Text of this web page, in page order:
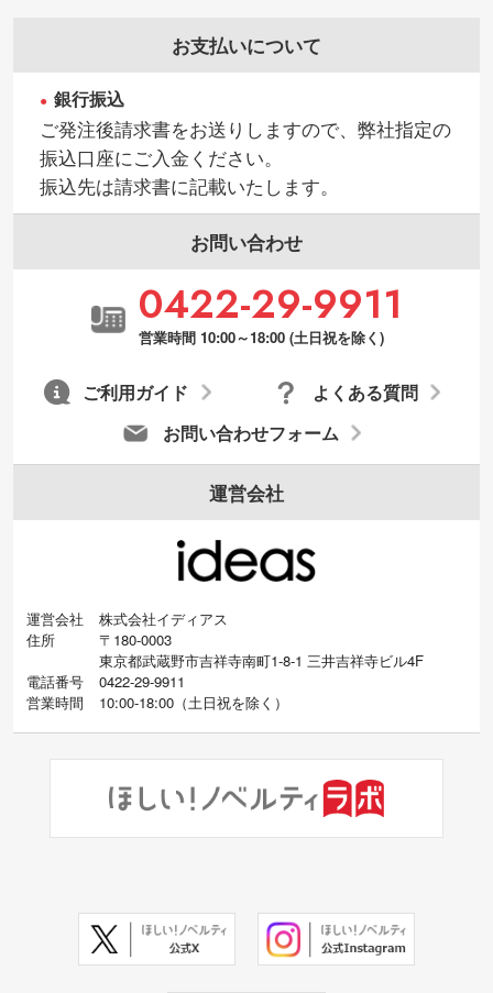
お支払いについて
銀行振込
ご発注後請求書をお送りしますので、弊社指定の
振込口座にご入金ください。
振込先は請求書に記載いたします。
お問い合わせ
0422-29-9911
営業時間 10:00～18:00 (土日祝を除く)
お問い合わせフォーム
よくある質問
ご利用ガイド
運営会社
運営会社
株式会社イディアス
住所
〒180-0003
東京都武蔵野市吉祥寺南町1-8-1 三井吉祥寺ビル4F
電話番号
0422-29-9911
営業時間
10:00-18:00（土日祝を除く）